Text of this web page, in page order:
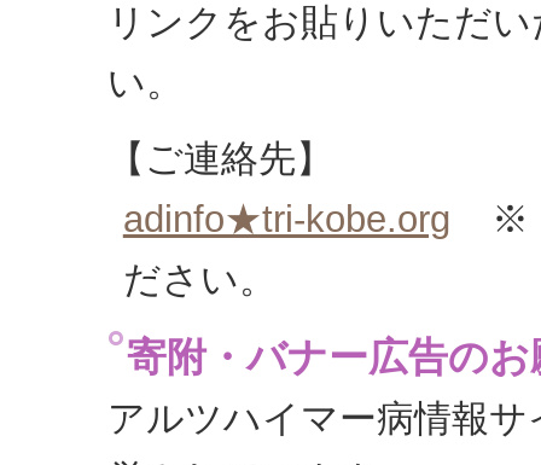
リンクをお貼りいただ
い。
【ご連絡先】
adinfo★tri-kobe.org
※
ださい。
寄附・バナー広告のお
アルツハイマー病情報